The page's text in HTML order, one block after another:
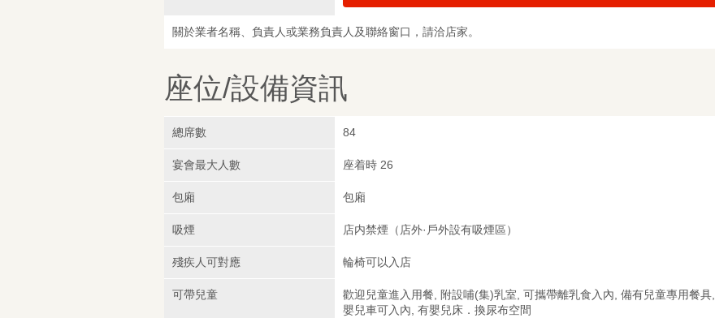
關於業者名稱、負責人或業務負責人及聯絡窗口，請洽店家。
座位/設備資訊
總席數 84
宴會最大人數 座着時 26
包廂 包廂
吸煙 店内禁煙（店外·戶外設有吸煙區）
殘疾人可對應 輪椅可以入店
可帶兒童
歡迎兒童進入用餐, 附設哺(集)乳室, 可攜帶離乳食入內, 備有兒童專用餐具,
嬰兒車可入內, 有嬰兒床．換尿布空間